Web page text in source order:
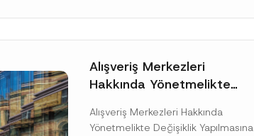
Alışveriş Merkezleri
Hakkında Yönetmelikte
Yönetmelik Yayımlandı
Alışveriş Merkezleri Hakkında
Yönetmelikte Değişiklik Yapılmasına